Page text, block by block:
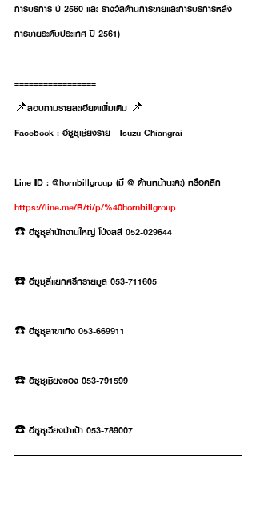
การบริการ ปี 2560 และ รางวัลด้านการขายและการบริการหลัง
การขายระดับประเทศ ปี 2561)
=================
📌สอบถามรายละเอียดเพิ่มเติม 📌
Facebook : อีซูซุเชียงราย - Isuzu Chiangrai
Line ID : @hornbillgroup (มี @ ด้านหน้านะคะ) หรือคลิก
https://line.me/R/ti/p/%40hornbillgroup
☎️ อีซูซุสำนักงานใหญ่ โป่งสลี 052-029644
☎️ อีซูซุสี่แยกศรีทรายมูล 053-711605
☎️ อีซูซุสาขาเทิง 053-669911
☎️ อีซูซุเชียงของ 053-791599
☎️ อีซูซุเวียงป่าเป้า 053-789007